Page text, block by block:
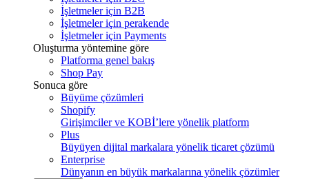
İşletmeler için B2B
İşletmeler için perakende
İşletmeler için Payments
Oluşturma yöntemine göre
Platforma genel bakış
Shop Pay
Sonuca göre
Büyüme çözümleri
Shopify
Girişimciler ve KOBİ’lere yönelik platform
Plus
Büyüyen dijital markalara yönelik ticaret çözümü
Enterprise
Dünyanın en büyük markalarına yönelik çözümler